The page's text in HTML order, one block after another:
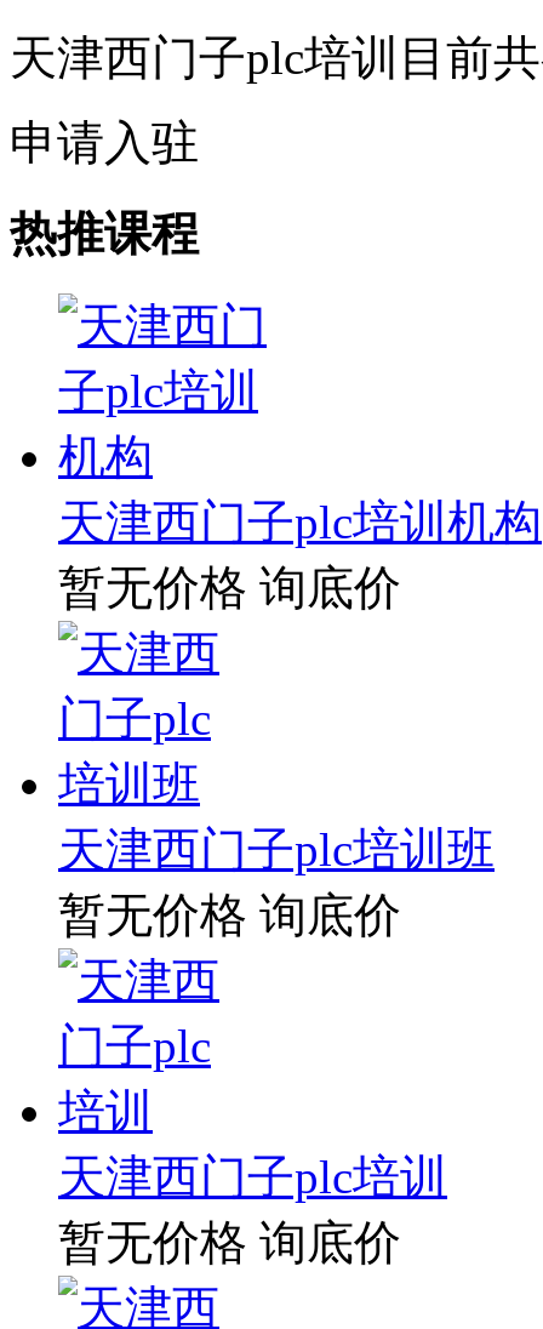
天津西门子plc培训目前
申请入驻
热推课程
天津西门子plc培训机构
暂无价格 询底价
天津西门子plc培训班
暂无价格 询底价
天津西门子plc培训
暂无价格 询底价